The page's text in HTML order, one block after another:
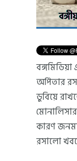
অর্পিতার
ডুবিয়ে
কারণ
রসালো